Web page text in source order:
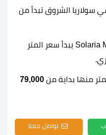
سولاريا الشروق تبدأ من
مكاتب إدارية للبيع في Solaria Mall يبدأ سعر المتر
منها بداية من 79,000
تواصل معنا